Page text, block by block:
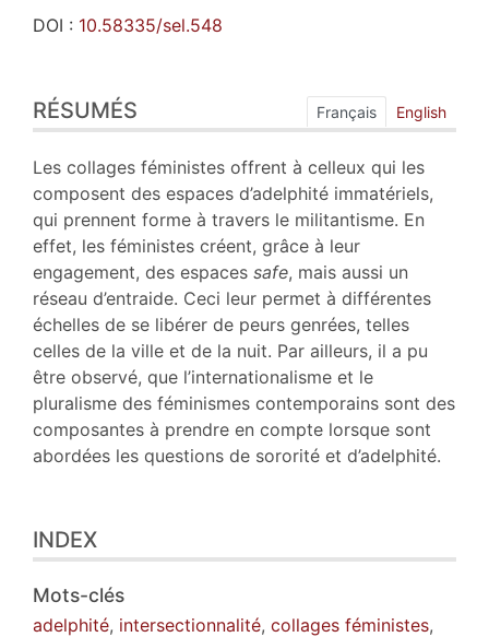
DOI : 10.58335/sel.548
Index
Plan
Texte
Bibliographie
Notes
Citer cet article
Auteur
RÉSUMÉS Français English
Les collages féministes offrent à celleux qui les
composent des espaces d’adelphité immatériels,
qui prennent forme à travers le militantisme. En
effet, les féministes créent, grâce à leur
engagement, des espaces safe, mais aussi un
réseau d’entraide. Ceci leur permet à différentes
échelles de se libérer de peurs genrées, telles
celles de la ville et de la nuit. Par ailleurs, il a pu
être observé, que l’internationalisme et le
pluralisme des féminismes contemporains sont des
composantes à prendre en compte lorsque sont
abordées les questions de sororité et d’adelphité.
INDEX
Mots-clés
adelphité, intersectionnalité, collages féministes,